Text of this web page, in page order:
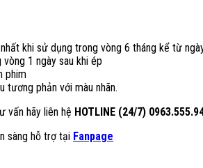
khi sử dụng trong vòng 6 tháng kể từ
1 ngày sau khi ép
phim
tương phản với màu nhãn.
vấn hãy liên hệ HOTLINE (24/7)
sàng hỗ trợ tại Fanpage